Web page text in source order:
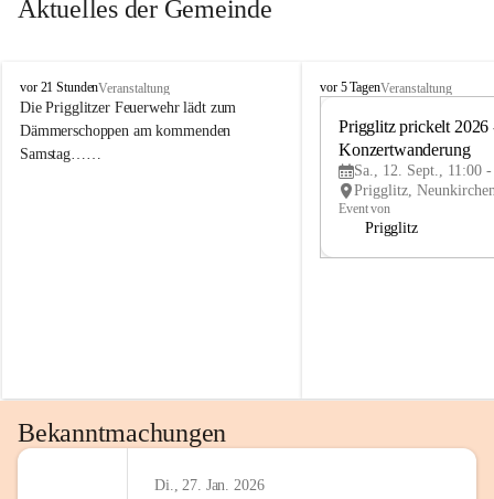
Aktuelles der Gemeinde
P
r
i
g
vor 21 StundenVeranstaltung
Die Prigglitzer Feuerwehr lädt zum
Dämmerschoppen am kommenden
Samstag……
P
vor 5 TagenVeranstaltung
Prigglitz prickelt 2026
Konzertwanderung
Sa., 12. Sept., 11:00
Event von
Prigglitz
Bekanntmachungen
Di., 27. Jan. 2026